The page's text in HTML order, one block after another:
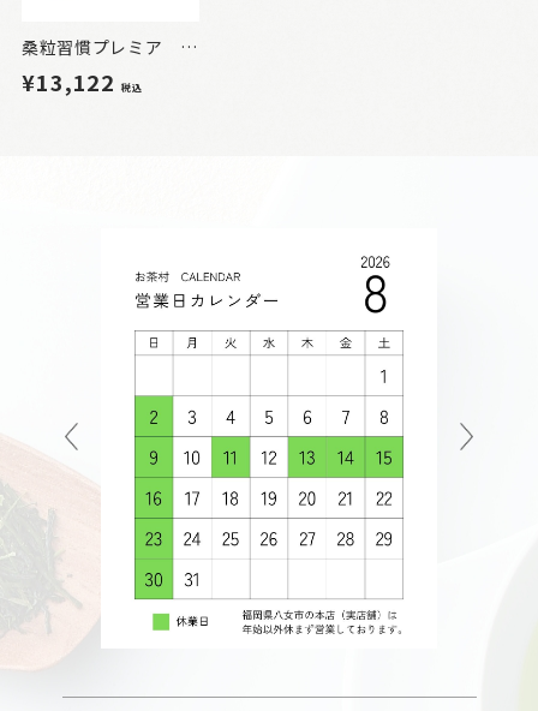
桑粒習慣プレミア 3袋
¥13,122税込